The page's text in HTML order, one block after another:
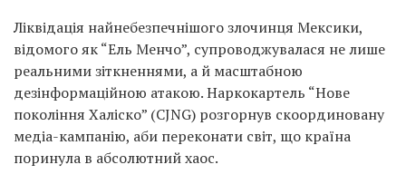
Ліквідація найнебезпечнішого злочинця Мексики,
відомого як “Ель Менчо”, супроводжувалася не лише
реальними зіткненнями, а й масштабною
дезінформаційною атакою. Наркокартель “Нове
покоління Халіско” (CJNG) розгорнув скоординовану
медіа-кампанію, аби переконати світ, що країна
поринула в абсолютний хаос.